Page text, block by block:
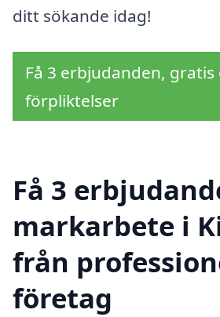
ditt sökande idag!
Få 3 erbjudanden,
förpliktelser
Få 3
markarbete i
från
företag